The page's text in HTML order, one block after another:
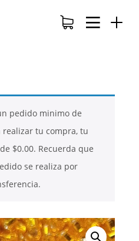
26
NOVIEMBRE
pedido minimo de
tu compra, tu
$0.00. Recuerda que
se realiza por